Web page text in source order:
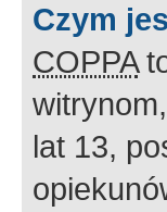
Czym
COPPA
lat 13,